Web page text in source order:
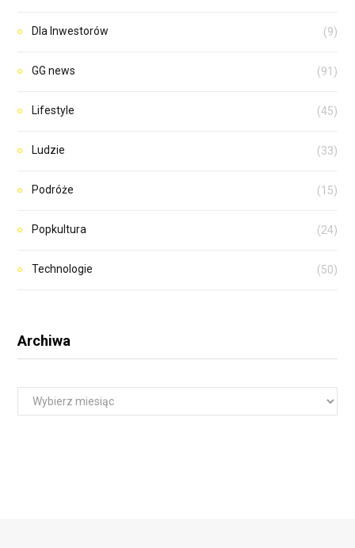
Dla Inwestorów (9)
GG news (91)
Lifestyle (45)
Ludzie (33)
Podróże (15)
Popkultura (24)
Technologie (50)
Archiwa
r